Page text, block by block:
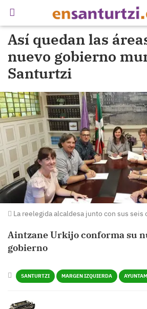
Así quedan las
nuevo gobierno
Santurtzi
La reelegida alcaldesa junto con sus seis
Aintzane Urkijo conforma su
gobierno
SANTURTZI MARGEN IZQUIERDA